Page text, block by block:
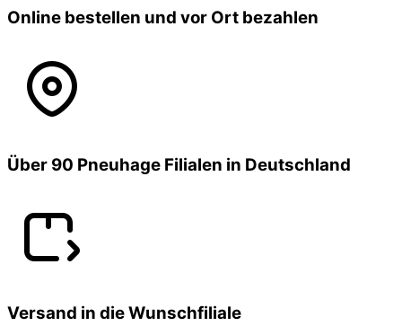
Online bestellen und vor Ort bezahlen
Über 90 Pneuhage Filialen in Deutschland
Versand in die Wunschfiliale